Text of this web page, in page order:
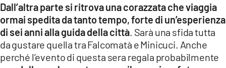
Dall’altra parte si ritrova una corazzata che viaggia
ormai spedita da tanto tempo, forte di un’esperienza
di sei anni alla guida della città . Sarà una sfida tutta
da gustare quella tra Falcomatà e Minicuci. Anche
perché l’evento di questa sera regala probabilmente